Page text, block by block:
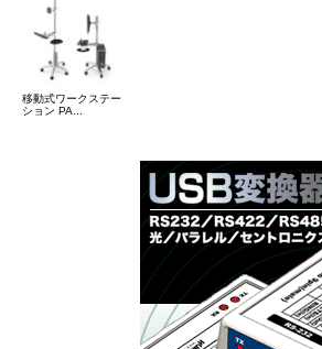
移動式ワークステー
ション PA...